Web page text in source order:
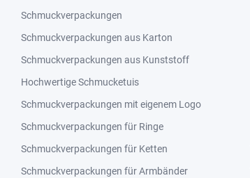
Schmuckverpackungen
Schmuckverpackungen aus Karton
Schmuckverpackungen aus Kunststoff
Hochwertige Schmucketuis
Schmuckverpackungen mit eigenem Logo
Schmuckverpackungen für Ringe
Schmuckverpackungen für Ketten
Schmuckverpackungen für Armbänder